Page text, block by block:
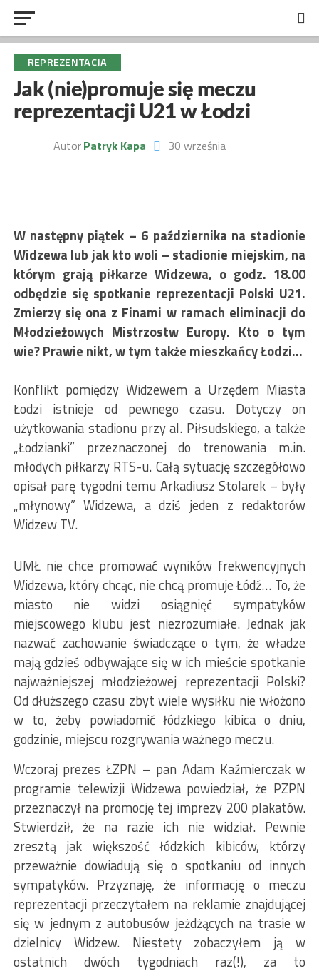
REPREZENTACJA
Jak (nie)promuje się meczu
reprezentacji U21 w Łodzi
AutorPatryk Kapa 30 września
W następny piątek – 6 października na stadionie
Widzewa lub jak kto woli – stadionie miejskim, na
którym grają piłkarze Widzewa, o godz. 18.00
odbędzie się spotkanie reprezentacji Polski U21.
Zmierzy się ona z Finami w ramach eliminacji do
Młodzieżowych Mistrzostw Europy. Kto o tym
wie? Prawie nikt, w tym także mieszkańcy Łodzi…
Konflikt pomiędzy Widzewem a Urzędem Miasta
Łodzi istnieje od pewnego czasu. Dotyczy on
użytkowania stadionu przy al. Piłsudskiego, a także
„Łodzianki” przeznaczonej do trenowania m.in.
młodych piłkarzy RTS-u. Całą sytuację szczegółowo
opisał parę tygodni temu Arkadiusz Stolarek – były
„młynowy” Widzewa, a dziś jeden z redaktorów
Widzew TV.
UMŁ nie chce promować wyników frekwencyjnych
Widzewa, który chcąc, nie chcą promuje Łódź… To, że
miasto nie widzi osiągnięć sympatyków
miejscowego klubu jest niezrozumiałe. Jednak jak
nazwać zachowanie świadczące o tym, że władze
mają gdzieś odbywające się w ich mieście spotkanie
najważniejszej młodzieżowej reprezentacji Polski?
Od dłuższego czasu zbyt wiele wysiłku nie włożono
w to, żeby powiadomić łódzkiego kibica o dniu,
godzinie, miejscu rozgrywania ważnego meczu.
Wczoraj prezes ŁZPN – pan Adam Kaźmierczak w
programie telewizji Widzewa powiedział, że PZPN
przeznaczył na promocję tej imprezy 200 plakatów.
Stwierdził, że na razie ich nie widział. Pewnie
zresztą jak większość łódzkich kibiców, którzy
przeważnie dowiadują się o spotkaniu od innych
sympatyków. Przyznaję, że informację o meczu
reprezentacji przeczytałem na reklamie znajdującej
się w jednym z autobusów jeżdżących na trasie w
dzielnicy Widzew. Niestety zobaczyłem ją w
ostatnich dwóch tygodniach raz(!), za to